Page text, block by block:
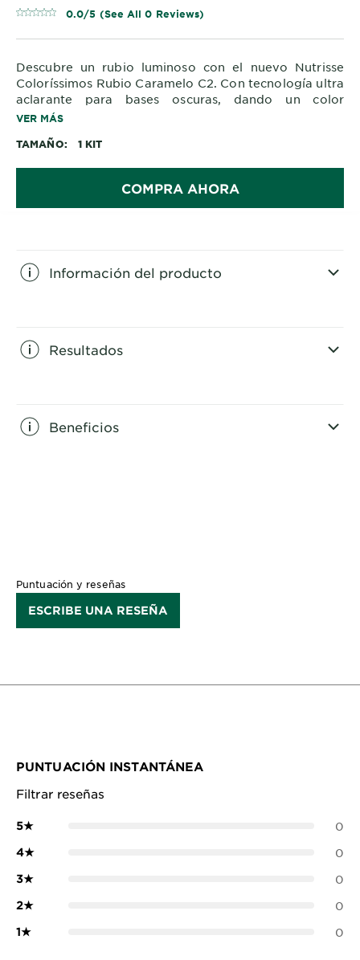
0.0/5 (See All 0 Reviews)
Descubre un rubio luminoso con el nuevo Nutrisse
Coloríssimos Rubio Caramelo C2. Con tecnología ultra
aclarante para bases oscuras, dando un color
luminoso matizado y 6x más nutrido*
VER MÁS
TAMAÑO 1 KIT
COMPRA AHORA
Información del producto
Resultados
Beneficios
Puntuación y reseñas
ESCRIBE UNA RESEÑA
PUNTUACIÓN INSTANTÁNEA
Filtrar reseñas
5★ 0
4★ 0
3★ 0
2★ 0
1★ 0